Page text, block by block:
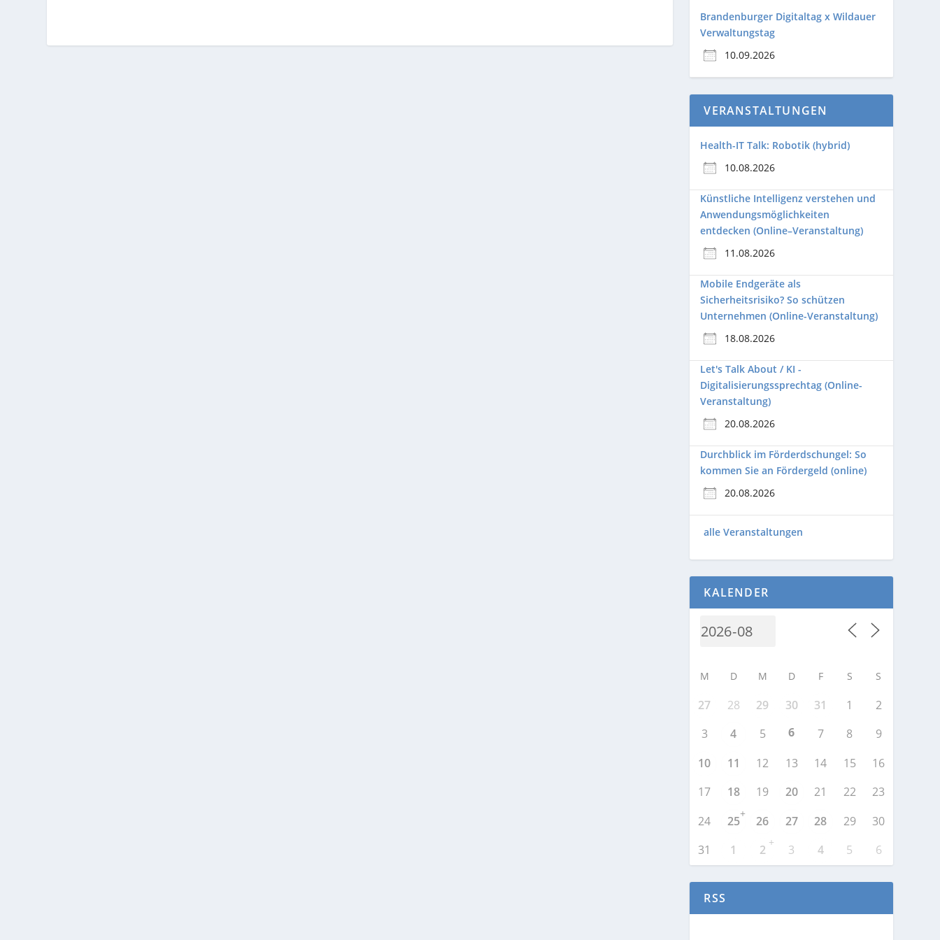
Brandenburger Digitaltag x Wildauer
Verwaltungstag
10.09.2026
VERANSTALTUNGEN
Health-IT Talk: Robotik (hybrid)
10.08.2026
Künstliche Intelligenz verstehen und
Anwendungsmöglichkeiten
entdecken (Online–Veranstaltung)
11.08.2026
Mobile Endgeräte als
Sicherheitsrisiko? So schützen
Unternehmen (Online-Veranstaltung)
18.08.2026
Let's Talk About / KI -
Digitalisierungssprechtag (Online-
Veranstaltung)
20.08.2026
Durchblick im Förderdschungel: So
kommen Sie an Fördergeld (online)
20.08.2026
alle Veranstaltungen
KALENDER
M D M D F S S
27 28 29 30 31 1
2
3
4 5 6 7 8
9
10
11 12 13 14 15
16
17
18 19 20 21 22
23
24
25
+
26 27 28 29
30
31
1 2
+
3 4 5 6
RSS